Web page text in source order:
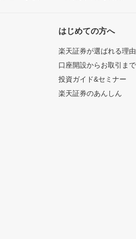
はじめての方へ
楽天証券が選ばれる理由
口座開設からお取引ま
投資ガイド&セミナー
楽天証券のあんしん